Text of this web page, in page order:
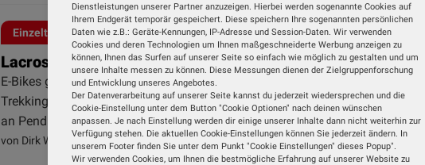
Einzeltest Smart Bike 28.07.2026
Lacros - Volte
E-Bikes gehören längst zum Straßenbild. Neben klassischen City- und
Trekkingrädern etablieren sich zunehmend kompakte Smartbikes, die sich
an Pendler und Stadtbewohner...
von Dirk Weyel
Dienstleistungen unserer Partner anzuzeigen. Hierbei werden sogenannte Cookies auf
Ihrem Endgerät temporär gespeichert. Diese speichern Ihre sogenannten persönlichen
Daten wie z.B.: Geräte-Kennungen, IP-Adresse und Session-Daten. Wir verwenden
Cookies und deren Technologien um Ihnen maßgeschneiderte Werbung anzeigen zu
können, Ihnen das Surfen auf unserer Seite so einfach wie möglich zu gestalten und um
unsere Inhalte messen zu können. Diese Messungen dienen der Zielgruppenforschung
und Entwicklung unseres Angebotes.
Der Datenverarbeitung auf unserer Seite kannst du jederzeit wiedersprechen und die
Cookie-Einstellung unter dem Button "Cookie Optionen" nach deinen wünschen
anpassen. Je nach Einstellung werden dir einige unserer Inhalte dann nicht weiterhin zur
Verfügung stehen. Die aktuellen Cookie-Einstellungen können Sie jederzeit ändern. In
unserem Footer finden Sie unter dem Punkt "Cookie Einstellungen" dieses Popup".
Wir verwenden Cookies, um Ihnen die bestmögliche Erfahrung auf unserer Website zu